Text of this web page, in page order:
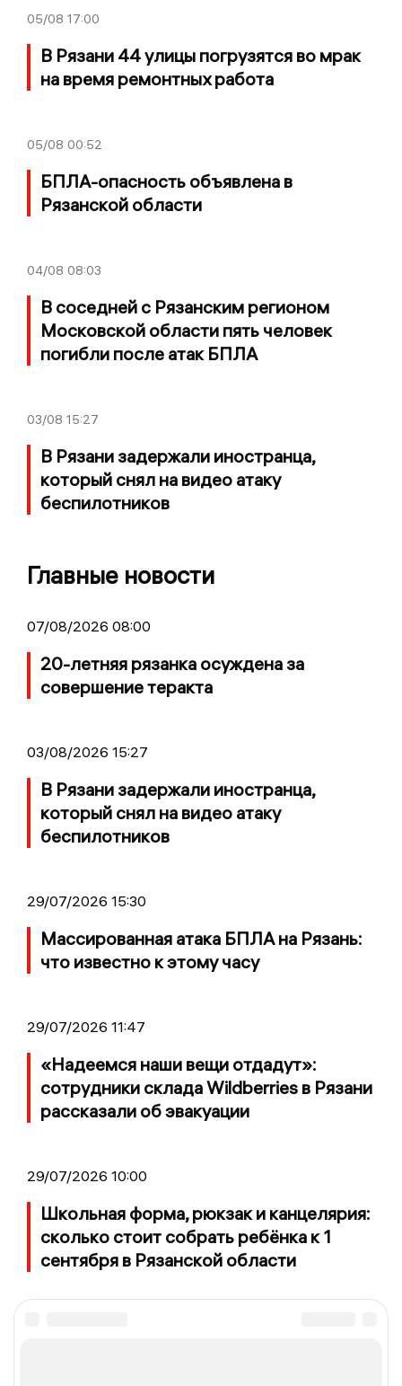
05/08 17:00
В Рязани 44 улицы погрузятся во мрак
на время ремонтных работа
05/08 00:52
БПЛА-опасность объявлена в
Рязанской области
04/08 08:03
В соседней с Рязанским регионом
Московской области пять человек
погибли после атак БПЛА
03/08 15:27
В Рязани задержали иностранца,
который снял на видео атаку
беспилотников
Главные новости
07/08/2026 08:00
20-летняя рязанка осуждена за
совершение теракта
03/08/2026 15:27
В Рязани задержали иностранца,
который снял на видео атаку
беспилотников
29/07/2026 15:30
Массированная атака БПЛА на Рязань:
что известно к этому часу
29/07/2026 11:47
«Надеемся наши вещи отдадут»:
сотрудники склада Wildberries в Рязани
рассказали об эвакуации
29/07/2026 10:00
Школьная форма, рюкзак и канцелярия:
сколько стоит собрать ребёнка к 1
сентября в Рязанской области